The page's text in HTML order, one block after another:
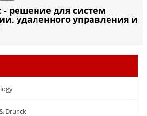
- решение для систем
удаленного управления и
Drunck